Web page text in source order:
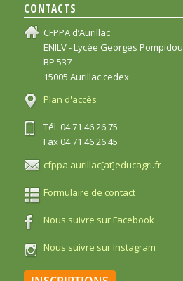
CONTACTS
CFPPA d’Aurillac
ENILV - Lycée Georges Pompidou
BP 537
15005 Aurillac cedex
Plan d'accès
Tél. 04 71 46 26 75
Fax 04 71 46 26 45
cfppa.aurillac[at]educagri.fr
Formulaire de contact
Nous suivre sur Facebook
Nous suivre sur Instagram